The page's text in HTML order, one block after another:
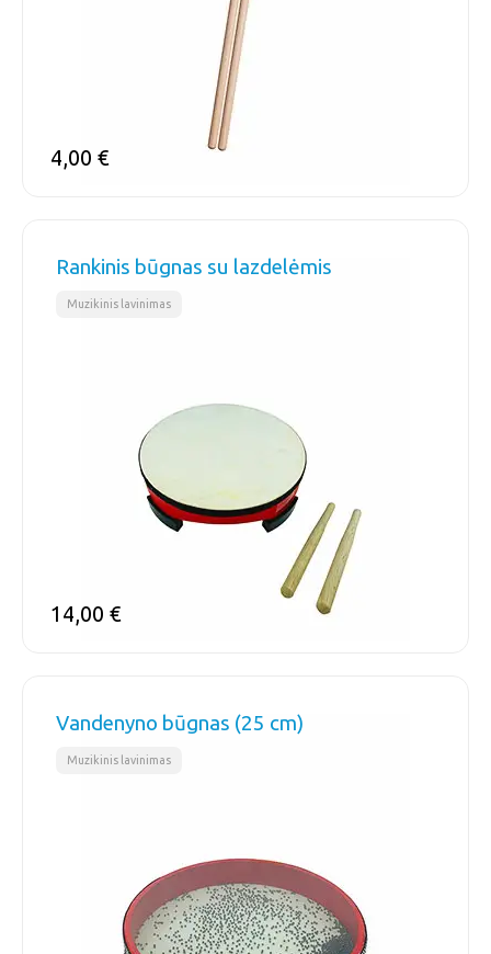
4,00 €
Rankinis būgnas su lazdelėmis
Muzikinis lavinimas
14,00 €
Vandenyno būgnas (25 cm)
Muzikinis lavinimas